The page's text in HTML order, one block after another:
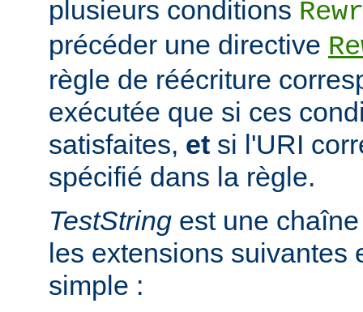
plusieurs conditions
précéder une directive
règle de réécriture
exécutée que si ces
satisfaites, et si l'URI
spécifié dans la règle.
TestString est une
les extensions suivantes
simple :